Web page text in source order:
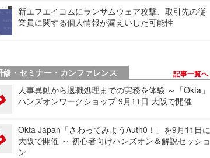
新エフエイコムにランサムウェア攻撃、取引先の従
業員に関する個人情報が漏えいした可能性
修・セミナー・カンファレンス 記事一覧へ
人事異動から退職処理までの実務を体験 ～「Okta」
ハンズオンワークショップ 9月11日 大阪で開催
Okta Japan「さわってみようAuth0！」を9月11日に
大阪で開催 ～ 初心者向けハンズオン＆解説セッショ
ン